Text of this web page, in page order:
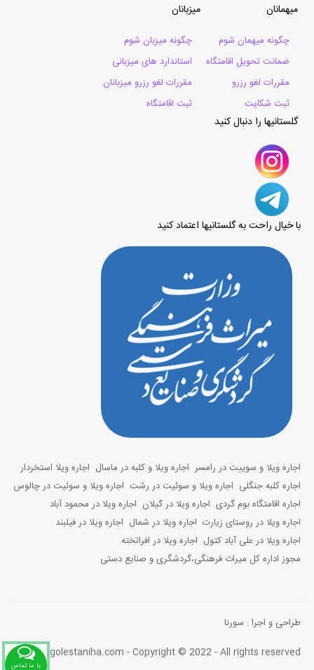
با ما تماس
میهمانان
چگونه میهمان شوم
ضمانت تحویل اقامتگاه
مقررات لغو رزرو
ثبت شکایت
میزبانان
چگونه میزبان شوم
استاندارد های میزبانی
مقررات لغو رزرو میزبانان
ثبت اقامتگاه
گلستانیها را دنبال کنید
با خیال راحت به گلستانیها اعتماد کنید
اجاره ویلا و سوییت در رامسر اجاره ویلا و کلبه در ماسال اجاره ویلا استخردار
اجاره کلبه جنگلی اجاره ویلا و سوئیت در رشت اجاره ویلا و سوئیت در چالوس
اجاره اقامتگاه بوم گردی اجاره ویلا در گیلان اجاره ویلا در محمود آباد
اجاره ویلا در روستای زیارت اجاره ویلا در شمال اجاره ویلا در فیلبند
اجاره ویلا در علی آباد کتول اجاره ویلا در افراتخته
مجوز اداره کل میراث فرهنگی،گردشگری و صنایع دستی
طراحی و اجرا : سورنا
golestaniha.com - Copyright © 2022 - All rights reserved.